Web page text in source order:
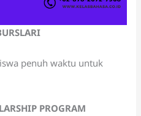
penuh waktu untuk
PROGRAM